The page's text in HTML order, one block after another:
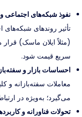
نفوذ شبکه‌های اجتماعی
تأثیر روندهای
(مثلاً ایلان ماسک)
سریع قیمت شود.
احساسات بازار و
معاملات سفته‌بازانه و
می‌گیرد؛ به‌ویژه در
تحولات فناورانه و